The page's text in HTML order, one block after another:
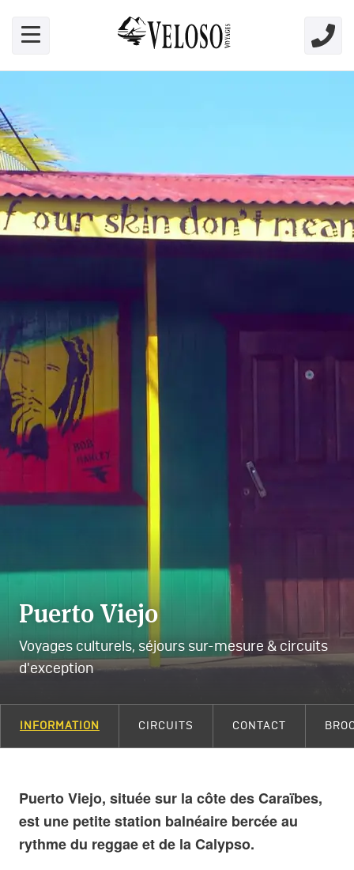
Puerto Viejo
Voyages culturels, séjours sur-mesure & circuits
d'exception
INFORMATION CIRCUITS CONTACT
Puerto Viejo, située sur la côte des Caraïbes,
est une petite station balnéaire bercée au
rythme du reggae et de la Calypso.